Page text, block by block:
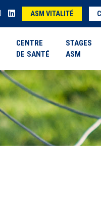
ASM VITALITÉ
CENTRE
DE SANTÉ
STAGES
ASM